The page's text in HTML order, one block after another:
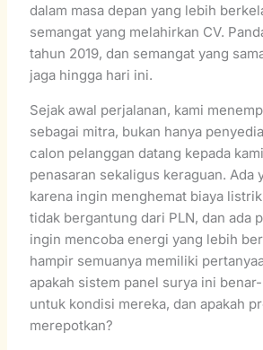
dalam masa depan yang lebih
semangat yang melahirkan CV.
tahun 2019, dan semangat yang
jaga hingga hari ini.
Sejak awal perjalanan, kami
sebagai mitra, bukan hanya
calon pelanggan datang kepada
penasaran sekaligus keraguan. Ada
karena ingin menghemat biaya
tidak bergantung dari PLN, dan ada
ingin mencoba energi yang lebih
hampir semuanya memiliki
apakah sistem panel surya ini
untuk kondisi mereka, dan apakah
merepotkan?